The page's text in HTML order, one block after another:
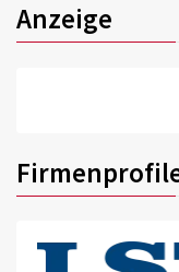
Anzeige